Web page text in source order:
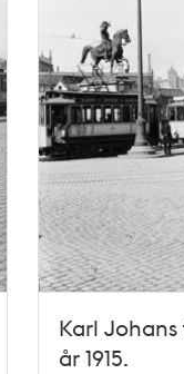
Karl
år 1915.